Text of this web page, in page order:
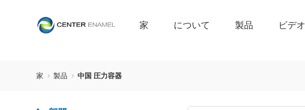
家 について 製品 ビデオ
家 製品 中国 圧力容器